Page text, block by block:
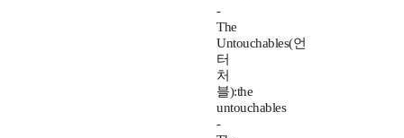
-
The
Untouchables(언
터
처
블):the
untouchables
-